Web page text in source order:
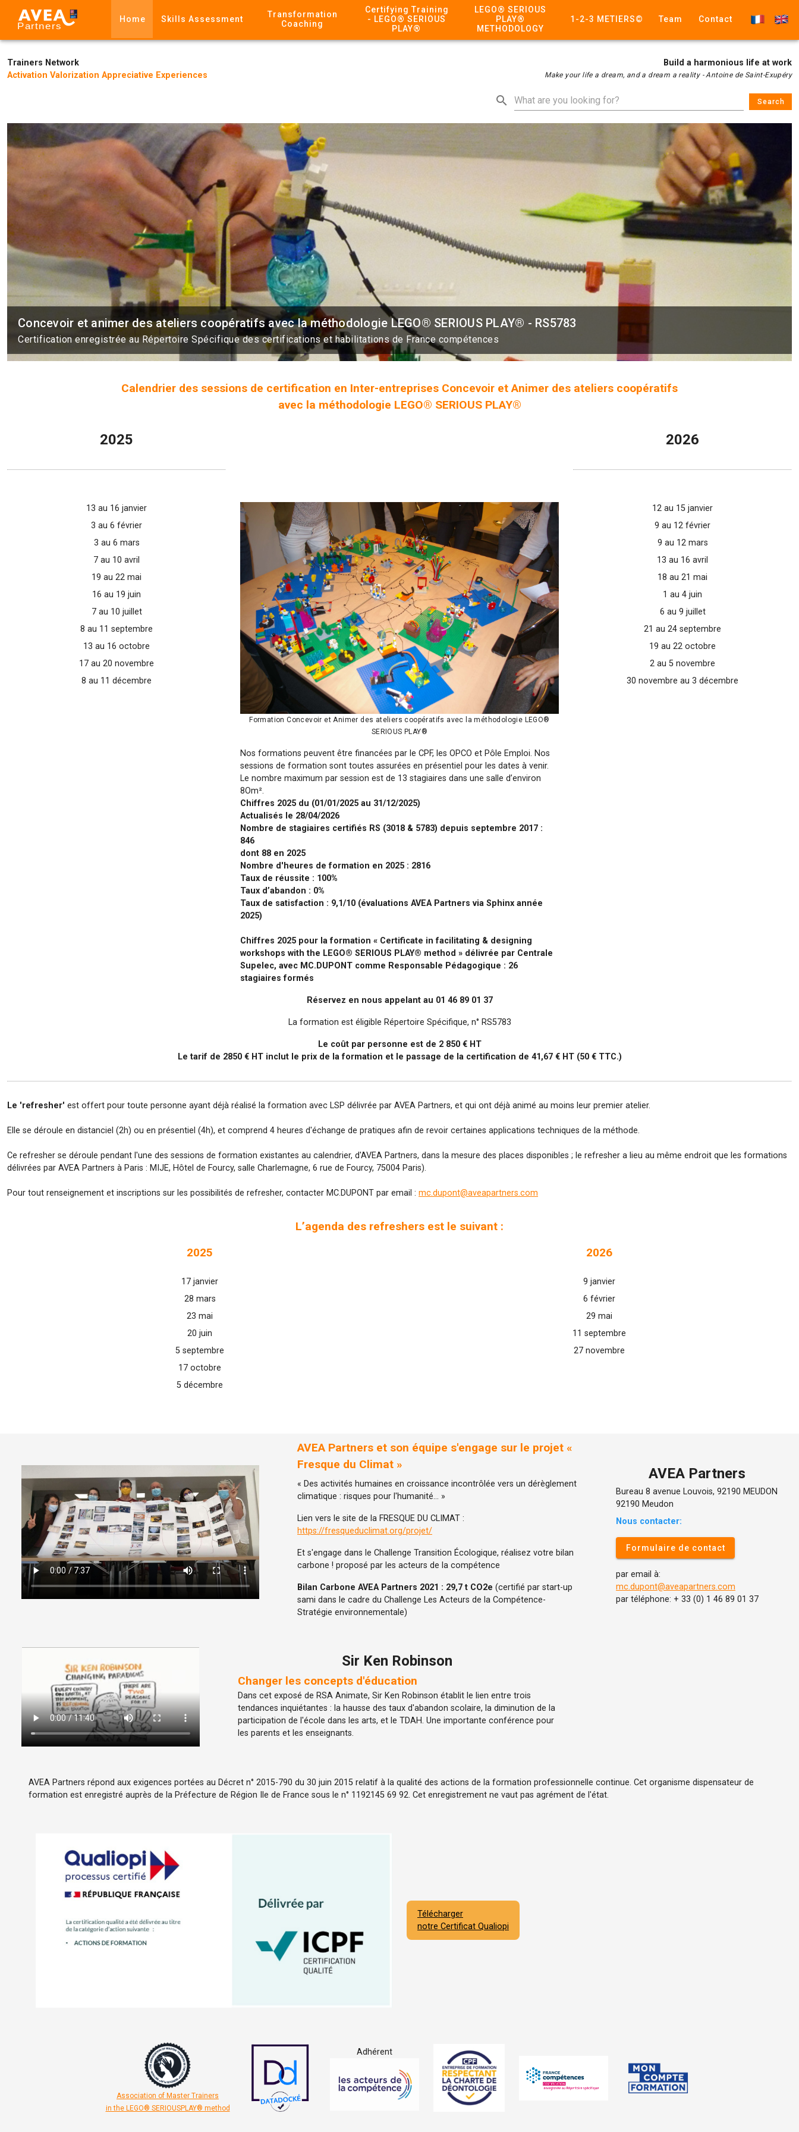
Home Skills Assessment
Transformation
Coaching
Certifying Training
- LEGO® SERIOUS
PLAY®
LEGO® SERIOUS
PLAY®
METHODOLOGY
1-2-3 METIERS© Team Contact
Trainers Network
Activation Valorization Appreciative Experiences
Build a harmonious life at work
Make your life a dream, and a dream a reality - Antoine de Saint-Exupéry
Search
Concevoir et animer des ateliers coopératifs avec la méthodologie LEGO® SERIOUS PLAY® - RS5783
Certification enregistrée au Répertoire Spécifique des certifications et habilitations de France compétences
Calendrier des sessions de certification en Inter-entreprises Concevoir et Animer des ateliers coopératifs
avec la méthodologie LEGO® SERIOUS PLAY®
2025 2026
13 au 16 janvier
3 au 6 février
3 au 6 mars
7 au 10 avril
19 au 22 mai
16 au 19 juin
7 au 10 juillet
8 au 11 septembre
13 au 16 octobre
17 au 20 novembre
8 au 11 décembre
Formation Concevoir et Animer des ateliers coopératifs avec la méthodologie LEGO®
SERIOUS PLAY®
Nos formations peuvent être financées par le CPF, les OPCO et Pôle Emploi. Nos
sessions de formation sont toutes assurées en présentiel pour les dates à venir.
Le nombre maximum par session est de 13 stagiaires dans une salle d’environ
8Om².
Chiffres 2025 du (01/01/2025 au 31/12/2025)
Actualisés le 28/04/2026
Nombre de stagiaires certifiés RS (3018 & 5783) depuis septembre 2017 :
846
dont 88 en 2025
Nombre d'heures de formation en 2025 : 2816
Taux de réussite : 100%
Taux d’abandon : 0%
Taux de satisfaction : 9,1/10 (évaluations AVEA Partners via Sphinx année
2025)
Chiffres 2025 pour la formation « Certificate in facilitating & designing
workshops with the LEGO® SERIOUS PLAY® method » délivrée par Centrale
Supelec, avec MC.DUPONT comme Responsable Pédagogique : 26
stagiaires formés
12 au 15 janvier
9 au 12 février
9 au 12 mars
13 au 16 avril
18 au 21 mai
1 au 4 juin
6 au 9 juillet
21 au 24 septembre
19 au 22 octobre
2 au 5 novembre
30 novembre au 3 décembre
Réservez en nous appelant au 01 46 89 01 37
La formation est éligible Répertoire Spécifique, n° RS5783
Le coût par personne est de 2 850 € HT
Le tarif de 2850 € HT inclut le prix de la formation et le passage de la certification de 41,67 € HT (50 € TTC.)
Le 'refresher' est offert pour toute personne ayant déjà réalisé la formation avec LSP délivrée par AVEA Partners, et qui ont déjà animé au moins leur premier atelier.
Elle se déroule en distanciel (2h) ou en présentiel (4h), et comprend 4 heures d'échange de pratiques afin de revoir certaines applications techniques de la méthode.
Ce refresher se déroule pendant l'une des sessions de formation existantes au calendrier, d'AVEA Partners, dans la mesure des places disponibles ; le refresher a lieu au même endroit que les formations
délivrées par AVEA Partners à Paris : MIJE, Hôtel de Fourcy, salle Charlemagne, 6 rue de Fourcy, 75004 Paris).
Pour tout renseignement et inscriptions sur les possibilités de refresher, contacter MC.DUPONT par email : mc.dupont@aveapartners.com
L’agenda des refreshers est le suivant :
2025
2026
17 janvier
28 mars
23 mai
20 juin
5 septembre
17 octobre
5 décembre
9 janvier
6 février
29 mai
11 septembre
27 novembre
AVEA Partners et son équipe s'engage sur le projet «
Fresque du Climat »
« Des activités humaines en croissance incontrôlée vers un dérèglement
climatique : risques pour l'humanité… »
Lien vers le site de la FRESQUE DU CLIMAT :
https://fresqueduclimat.org/projet/
Et s'engage dans le Challenge Transition Écologique, réalisez votre bilan
carbone ! proposé par les acteurs de la compétence
Bilan Carbone AVEA Partners 2021 : 29,7 t CO2e (certifié par start-up
sami dans le cadre du Challenge Les Acteurs de la Compétence-
Stratégie environnementale)
AVEA Partners
Bureau 8 avenue Louvois, 92190 MEUDON
92190 Meudon
Nous contacter:
Formulaire de contact
par email à:
mc.dupont@aveapartners.com
par téléphone: + 33 (0) 1 46 89 01 37
Sir Ken Robinson
Changer les concepts d'éducation
Dans cet exposé de RSA Animate, Sir Ken Robinson établit le lien entre trois
tendances inquiétantes : la hausse des taux d'abandon scolaire, la diminution de la
participation de l'école dans les arts, et le TDAH. Une importante conférence pour
les parents et les enseignants.
AVEA Partners répond aux exigences portées au Décret n° 2015-790 du 30 juin 2015 relatif à la qualité des actions de la formation professionnelle continue. Cet organisme dispensateur de
formation est enregistré auprès de la Préfecture de Région Ile de France sous le n° 1192145 69 92. Cet enregistrement ne vaut pas agrément de l'état.
Télécharger
notre Certificat Qualiopi
Association of Master Trainers
in the LEGO® SERIOUSPLAY® method
Adhérent